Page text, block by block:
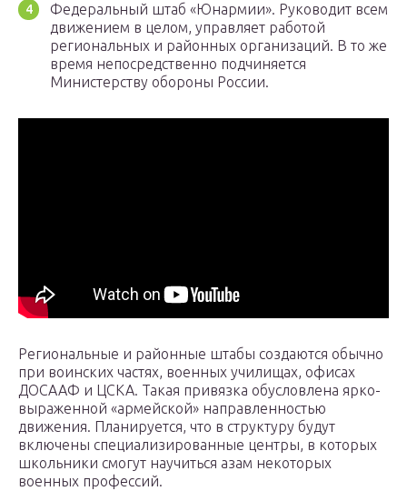
Федеральный штаб «Юнармии». Руководит всем
движением в целом, управляет работой
региональных и районных организаций. В то же
время непосредственно подчиняется
Министерству обороны России.
Региональные и районные штабы создаются обычно
при воинских частях, военных училищах, офисах
ДОСААФ и ЦСКА. Такая привязка обусловлена ярко-
выраженной «армейской» направленностью
движения. Планируется, что в структуру будут
включены специализированные центры, в которых
школьники смогут научиться азам некоторых
военных профессий.